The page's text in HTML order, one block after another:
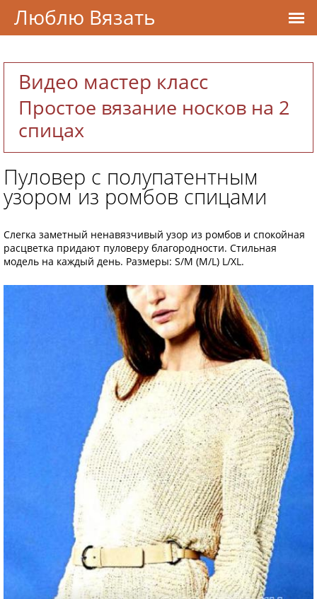
Видео мастер класс
Простое вязание носков на 2
спицах
Пуловер с полупатентным
узором из ромбов спицами
Слегка заметный ненавязчивый узор из ромбов и спокойная
расцветка придают пуловеру благородности. Стильная
модель на каждый день. Размеры: S/M (M/L) L/XL.
Люблю Вязать